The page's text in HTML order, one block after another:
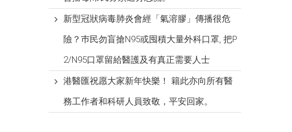
新型冠狀病毒肺炎會經「氣溶膠」傳播很危
險？巿民勿盲搶N95或囤積大量外科口罩, 把P​
2/N95口罩留給醫護及有真正需要人士
港醫匯祝愿大家新年快樂！ 籍此亦向所有醫
務工作者和科研人員致敬，平安回家。